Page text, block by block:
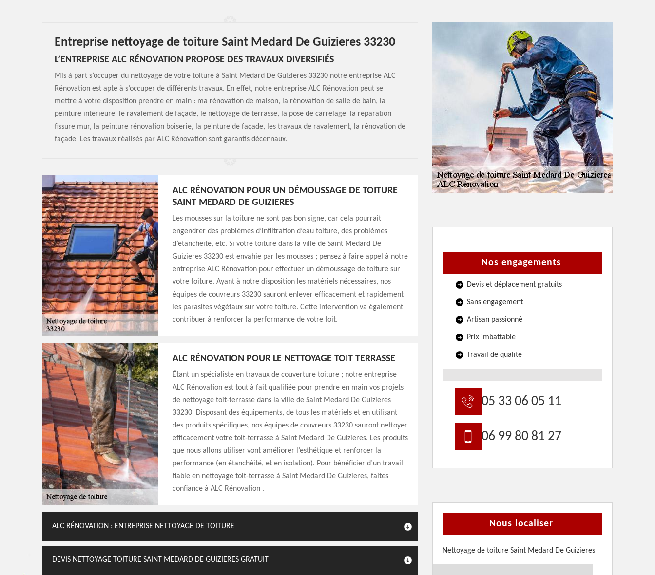
Entreprise nettoyage de toiture Saint Medard De Guizieres 33230
L’ENTREPRISE ALC RÉNOVATION PROPOSE DES TRAVAUX DIVERSIFIÉS
Mis à part s’occuper du nettoyage de votre toiture à Saint Medard De Guizieres 33230 notre entreprise ALC
Rénovation est apte à s’occuper de différents travaux. En effet, notre entreprise ALC Rénovation peut se
mettre à votre disposition prendre en main : ma rénovation de maison, la rénovation de salle de bain, la
peinture intérieure, le ravalement de façade, le nettoyage de terrasse, la pose de carrelage, la réparation
fissure mur, la peinture rénovation boiserie, la peinture de façade, les travaux de ravalement, la rénovation de
façade. Les travaux réalisés par ALC Rénovation sont garantis décennaux.
ALC RÉNOVATION POUR UN DÉMOUSSAGE DE TOITURE
SAINT MEDARD DE GUIZIERES
Les mousses sur la toiture ne sont pas bon signe, car cela pourrait
engendrer des problèmes d’infiltration d’eau toiture, des problèmes
d’étanchéité, etc. Si votre toiture dans la ville de Saint Medard De
Guizieres 33230 est envahie par les mousses ; pensez à faire appel à notre
entreprise ALC Rénovation pour effectuer un démoussage de toiture sur
votre toiture. Ayant à notre disposition les matériels nécessaires, nos
équipes de couvreurs 33230 sauront enlever efficacement et rapidement
les parasites végétaux sur votre toiture. Cette intervention va également
contribuer à renforcer la performance de votre toit.
ALC RÉNOVATION POUR LE NETTOYAGE TOIT TERRASSE
Étant un spécialiste en travaux de couverture toiture ; notre entreprise
ALC Rénovation est tout à fait qualifiée pour prendre en main vos projets
de nettoyage toit-terrasse dans la ville de Saint Medard De Guizieres
33230. Disposant des équipements, de tous les matériels et en utilisant
des produits spécifiques, nos équipes de couvreurs 33230 sauront nettoyer
efficacement votre toit-terrasse à Saint Medard De Guizieres. Les produits
que nous allons utiliser vont améliorer l’esthétique et renforcer la
performance (en étanchéité, et en isolation). Pour bénéficier d’un travail
fiable en nettoyage toit-terrasse à Saint Medard De Guizieres, faites
confiance à ALC Rénovation .
ALC RÉNOVATION : ENTREPRISE NETTOYAGE DE TOITURE
DEVIS NETTOYAGE TOITURE SAINT MEDARD DE GUIZIERES GRATUIT
Nos engagements
Devis et déplacement gratuits
Sans engagement
Artisan passionné
Prix imbattable
Travail de qualité
05 33 06 05 11
06 99 80 81 27
Nous localiser
Nettoyage de toiture Saint Medard De Guizieres